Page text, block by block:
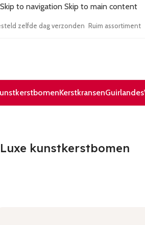
Skip to navigation Skip to main content
besteld zelfde dag verzonden Ruim
KerstkransenGuirlandes
Luxe kunstkerstbomen